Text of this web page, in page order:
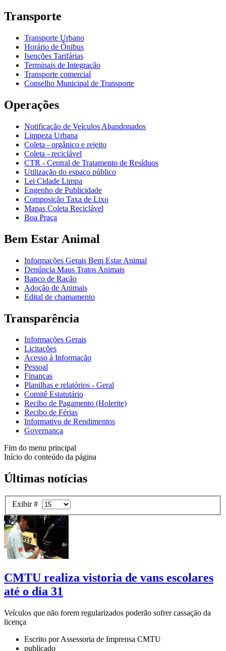
Transporte
Transporte Urbano
Horário de Ônibus
Isenções Tarifárias
Terminais de Integração
Transporte comercial
Conselho Municipal de Transporte
Operações
Notificação de Veículos Abandonados
Limpeza Urbana
Coleta - orgânico e rejeito
Coleta - reciclável
CTR - Central de Tratamento de Resíduos
Utilização do espaço público
Lei Cidade Limpa
Engenho de Publicidade
Composição Taxa de Lixo
Mapas Coleta Reciclável
Boa Praça
Bem Estar Animal
Informações Gerais Bem Estar Animal
Denúncia Maus Tratos Animais
Banco de Ração
Adoção de Animais
Edital de chamamento
Transparência
Informações Gerais
Licitações
Acesso à Informação
Pessoal
Finanças
Planilhas e relatórios - Geral
Comitê Estatutário
Recibo de Pagamento (Holerite)
Recibo de Férias
Informativo de Rendimentos
Governança
Fim do menu principal
Início do conteúdo da página
Últimas notícias
Exibir #
CMTU realiza vistoria de vans escolares
até o dia 31
Veículos que não forem regularizados poderão sofrer cassação da
licença
Escrito por Assessoria de Imprensa CMTU
publicado